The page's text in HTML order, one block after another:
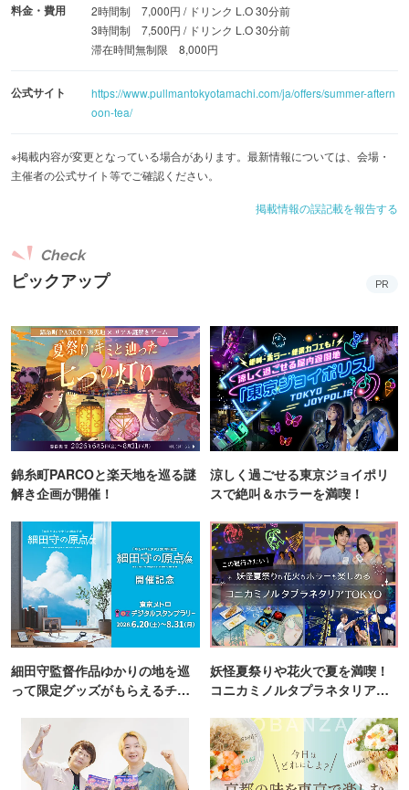
ーチ」です。ラベンダードリームは、ほんのりスパイシー
なタイムとラベンダーの優しい香りが夏の疲れを癒してく
みずみずしく甘い香りとレモンマートルの繊細な酸味が調
和した飲みやすい一杯です。紅茶はアイスティーとしても
味わうことができ、夏の午後に心ほどける爽やかなひとと
きを過ごずことができます。
料金・費用
2時間制 7,000円 / ドリンク L.O 30分前
3時間制 7,500円 / ドリンク L.O 30分前
滞在時間無制限 8,000円
公式サイト
https://www.pullmantokyotamachi.com/ja/offers/summer-aftern
oon-tea/
※掲載内容が変更となっている場合があります。最新情報については、会場・
主催者の公式サイト等でご確認ください。
掲載情報の誤記載を報告する
ピックアップ
Check
PR
錦糸町PARCOと楽天地を巡る謎
解き企画が開催！
涼しく過ごせる東京ジョイポリ
スで絶叫＆ホラーを満喫！
細田守監督作品ゆかりの地を巡
って限定グッズがもらえるチャ
妖怪夏祭りや花火で夏を満喫！
コニカミノルタプラネタリア